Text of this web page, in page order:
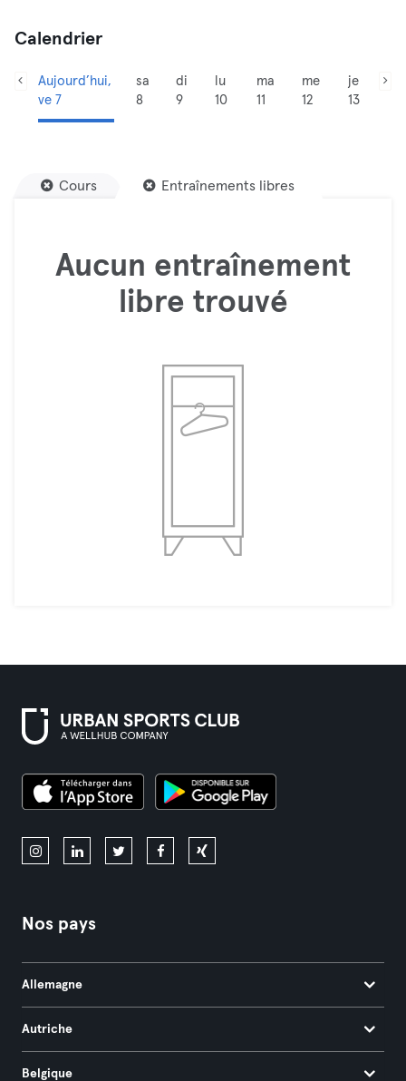
Calendrier
Aujourd’hui,
ve 7
sa
8
di
9
lu
10
ma
11
me
12
je
13
Cours Entraînements libres
Aucun entraînement
libre trouvé
Nos pays
Allemagne
Autriche
Belgique